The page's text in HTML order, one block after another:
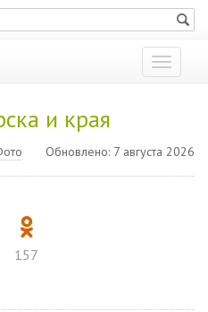
Показать
меню
и края
Обновлено: 7 августа 2026
157